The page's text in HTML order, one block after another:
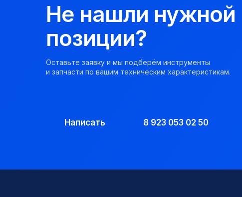
Не нашли нужной
позиции?
Оставьте заявку и мы подберём инструменты
и запчасти по вашим техническим характеристикам.
Написать 8 923 053 02 50